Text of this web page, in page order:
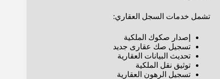
تشمل خدمات السجل العقاري:
إصدار صكوك الملكية
تسجيل صك عقارى جديد
تحديث البيانات العقارية
توثيق نقل الملكية
تسجيل الرهون العقارية